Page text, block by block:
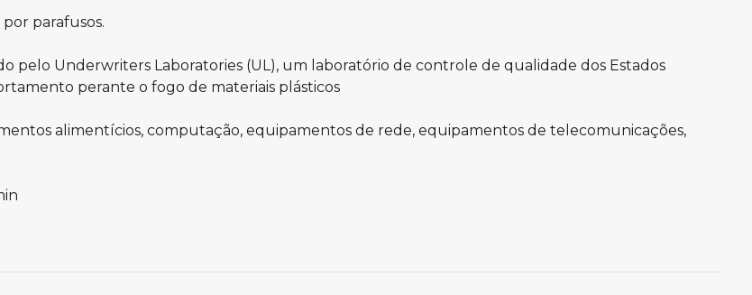
parafusos.
pelo Underwriters Laboratories (UL), um laboratório de controle de qualidade dos Estados
perante o fogo de materiais plásticos
alimentícios, computação, equipamentos de rede, equipamentos de telecomunicações,